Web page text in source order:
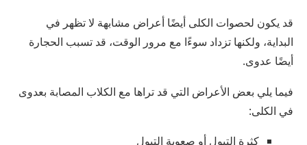
قد يكون لحصوات الكلى أيضًا أعراض مشابهة لا تظهر في
البداية، ولكنها تزداد سوءًا مع مرور الوقت، قد تسبب الحجارة
أيضًا عدوى.
فيما يلي بعض الأعراض التي قد تراها مع الكلاب المصابة بعدوى
في الكلى:
كثرة التبول أو صعوبة التبول